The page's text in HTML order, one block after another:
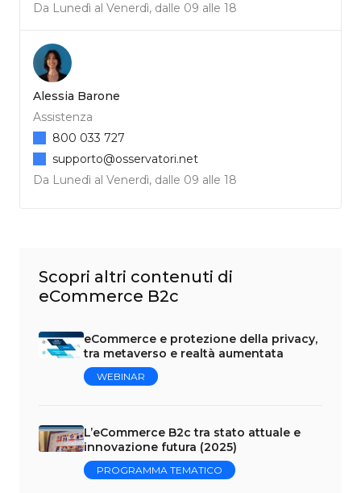
Da Lunedì al Venerdì, dalle 09 alle 18
Alessia Barone
Assistenza
Da Lunedì al Venerdì, dalle 09 alle 18
800 033 727
supporto@osservatori.net
Scopri altri contenuti di
eCommerce B2c
eCommerce e protezione della privacy,
tra metaverso e realtà aumentata
WEBINAR
L’eCommerce B2c tra stato attuale e
innovazione futura (2025)
PROGRAMMA TEMATICO